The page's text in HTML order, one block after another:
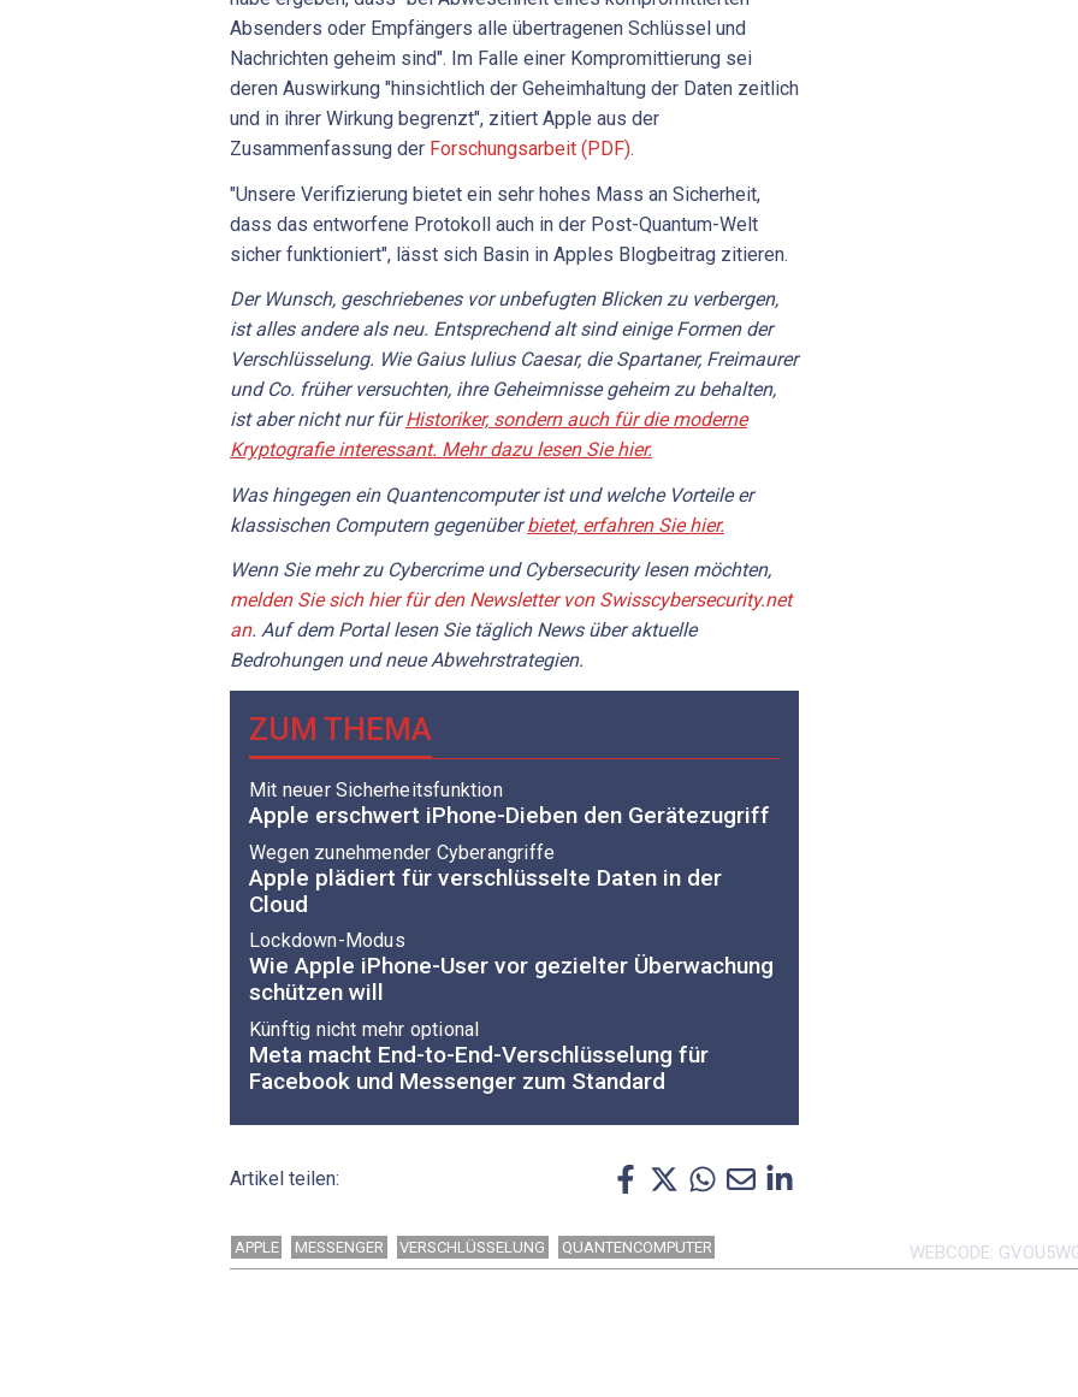
Absenders oder Empfängers alle übertragenen Schlüssel und
Nachrichten geheim sind". Im Falle einer Kompromittierung sei
deren Auswirkung "hinsichtlich der Geheimhaltung der Daten zeitlich
und in ihrer Wirkung begrenzt", zitiert Apple aus der
Zusammenfassung der Forschungsarbeit (PDF).
"Unsere Verifizierung bietet ein sehr hohes Mass an Sicherheit,
dass das entworfene Protokoll auch in der Post-Quantum-Welt
sicher funktioniert", lässt sich Basin in Apples Blogbeitrag zitieren.
Der Wunsch, geschriebenes vor unbefugten Blicken zu verbergen,
ist alles andere als neu. Entsprechend alt sind einige Formen der
Verschlüsselung. Wie Gaius Iulius Caesar, die Spartaner, Freimaurer
und Co. früher versuchten, ihre Geheimnisse geheim zu behalten,
ist aber nicht nur fürHistoriker, sondern auch für die moderne
Kryptografie interessant. Mehr dazu lesen Sie hier.
Was hingegen ein Quantencomputer ist und welche Vorteile er
klassischen Computern gegenüberbietet, erfahren Sie hier.
Wenn Sie mehr zu Cybercrime und Cybersecurity lesen möchten,
melden Sie sich hier für den Newsletter von Swisscybersecurity.net
an. Auf dem Portal lesen Sie täglich News über aktuelle
Bedrohungen und neue Abwehrstrategien.
ZUM THEMA
Mit neuer Sicherheitsfunktion
Apple erschwert iPhone-Dieben den Gerätezugriff
Wegen zunehmender Cyberangriffe
Apple plädiert für verschlüsselte Daten in der
Cloud
Lockdown-Modus
Wie Apple iPhone-User vor gezielter Überwachung
schützen will
Künftig nicht mehr optional
Meta macht End-to-End-Verschlüsselung für
Facebook und Messenger zum Standard
Artikel teilen:
APPLE MESSENGER VERSCHLÜSSELUNG QUANTENCOMPUTER WEBCODE